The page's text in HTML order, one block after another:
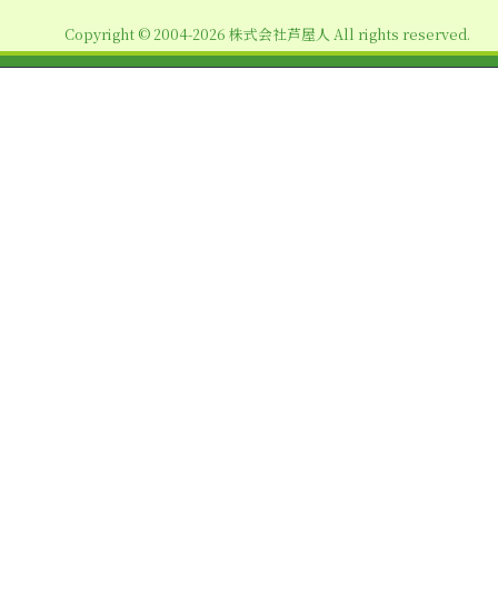
Copyright © 2004-2026 株式会社芦屋人 All rights reserved.